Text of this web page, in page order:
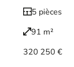
5 pièces
91 m²
320 250 €